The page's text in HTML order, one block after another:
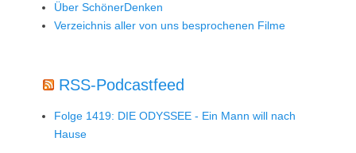
Über SchönerDenken
Verzeichnis aller von uns besprochenen Filme
RSS-Podcastfeed
Folge 1419: DIE ODYSSEE - Ein Mann will nach
Hause